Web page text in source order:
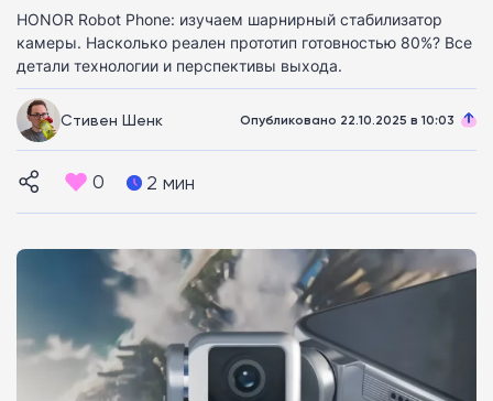
HONOR Robot Phone: изучаем шарнирный стабилизатор
камеры. Насколько реален прототип готовностью 80%? Все
детали технологии и перспективы выхода.
Стивен Шенк Опубликовано 22.10.2025 в 10:03
0 2 мин